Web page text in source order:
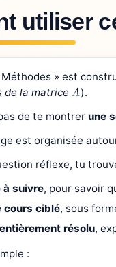
utiliser
» est
de la matrice A ).
de te montrer une
est organisée
réflexe, tu
à suivre, pour savoir
cours ciblé, sous
résolu,
: